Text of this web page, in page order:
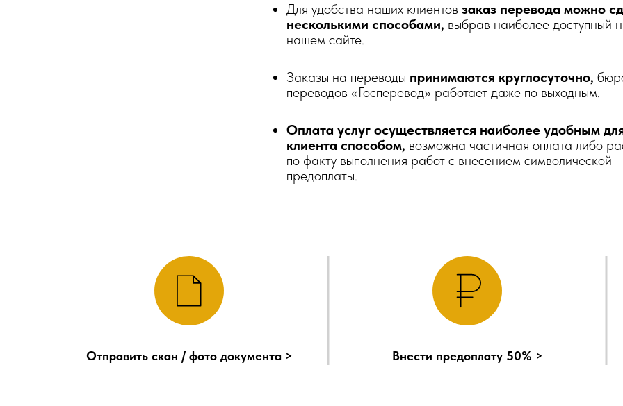
Для удобства наших клиентов заказ перевода можно
несколькими способами, выбрав наиболее доступный
нашем сайте.
Заказы на переводы принимаются круглосуточно,
переводов «Госперевод» работает даже по выходным.
Оплата услуг осуществляется наиболее удобным
клиента способом, возможна частичная оплата либо
по факту выполнения работ с внесением символической
предоплаты.
Отправить скан / фото документа > Внести предоплату 50% >